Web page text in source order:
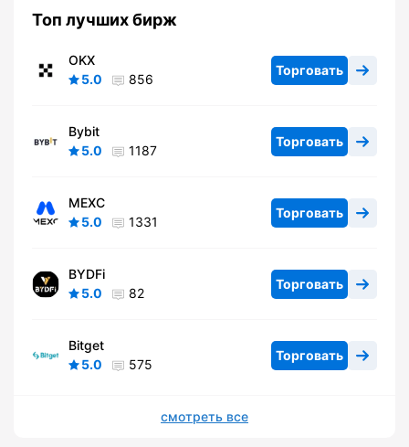
Топ лучших бирж
OKX
5.0
856
Торговать
Bybit
5.0
1187
Торговать
MEXC
5.0
1331
Торговать
BYDFi
5.0
82
Торговать
Bitget
5.0
575
Торговать
смотреть все